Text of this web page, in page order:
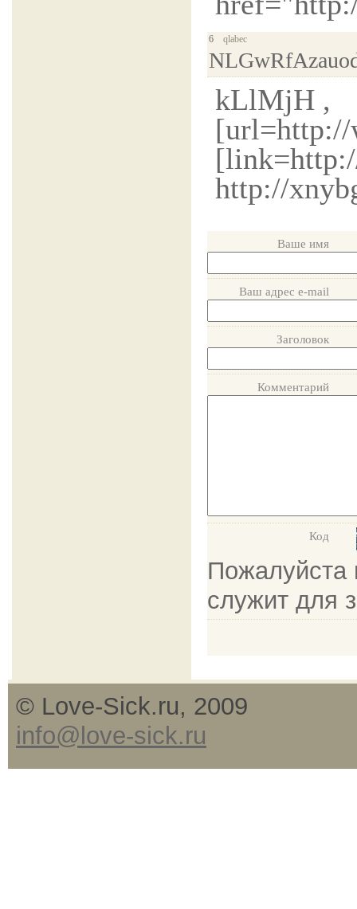
6 qlabec
kLlMjH ,
[url=http://
http://
Ваше имя
Ваш адрес e-mail
Заголовок
Комментарий
Код
Пожалуйста
служит для
© Love-Sick.ru, 2009
info@love-sick.ru